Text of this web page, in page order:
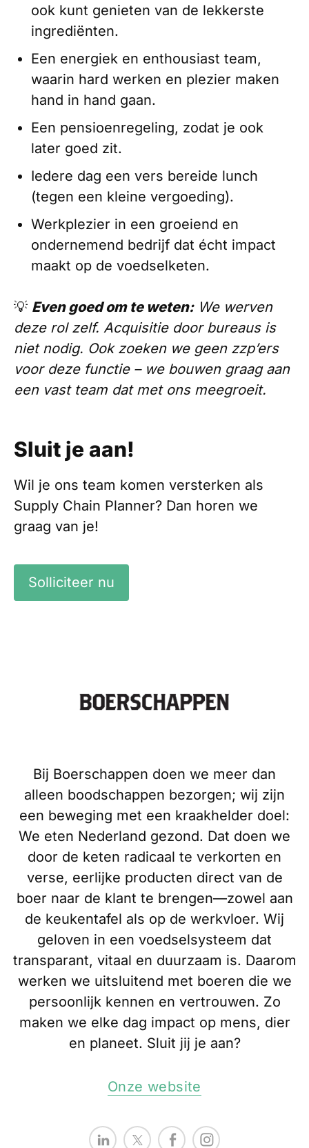
ook kunt genieten van de lekkerste
ingrediënten.
Een energiek en enthousiast team,
waarin hard werken en plezier maken
hand in hand gaan.
Een pensioenregeling, zodat je ook
later goed zit.
Iedere dag een vers bereide lunch
(tegen een kleine vergoeding).
Werkplezier in een groeiend en
ondernemend bedrijf dat écht impact
maakt op de voedselketen.
💡 Even goed om te weten:We werven
deze rol zelf. Acquisitie door bureaus is
niet nodig. Ook zoeken we geen zzp’ers
voor deze functie – we bouwen graag aan
een vast team dat met ons meegroeit.
Sluit je aan!
Wil je ons team komen versterken als
Supply Chain Planner? Dan horen we
graag van je!
Solliciteer nu
Bij Boerschappen doen we meer dan
alleen boodschappen bezorgen; wij zijn
een beweging met een kraakhelder doel:
We eten Nederland gezond. Dat doen we
door de keten radicaal te verkorten en
verse, eerlijke producten direct van de
boer naar de klant te brengen—zowel aan
de keukentafel als op de werkvloer. Wij
geloven in een voedselsysteem dat
transparant, vitaal en duurzaam is. Daarom
werken we uitsluitend met boeren die we
persoonlijk kennen en vertrouwen. Zo
maken we elke dag impact op mens, dier
en planeet. Sluit jij je aan?
Onze website